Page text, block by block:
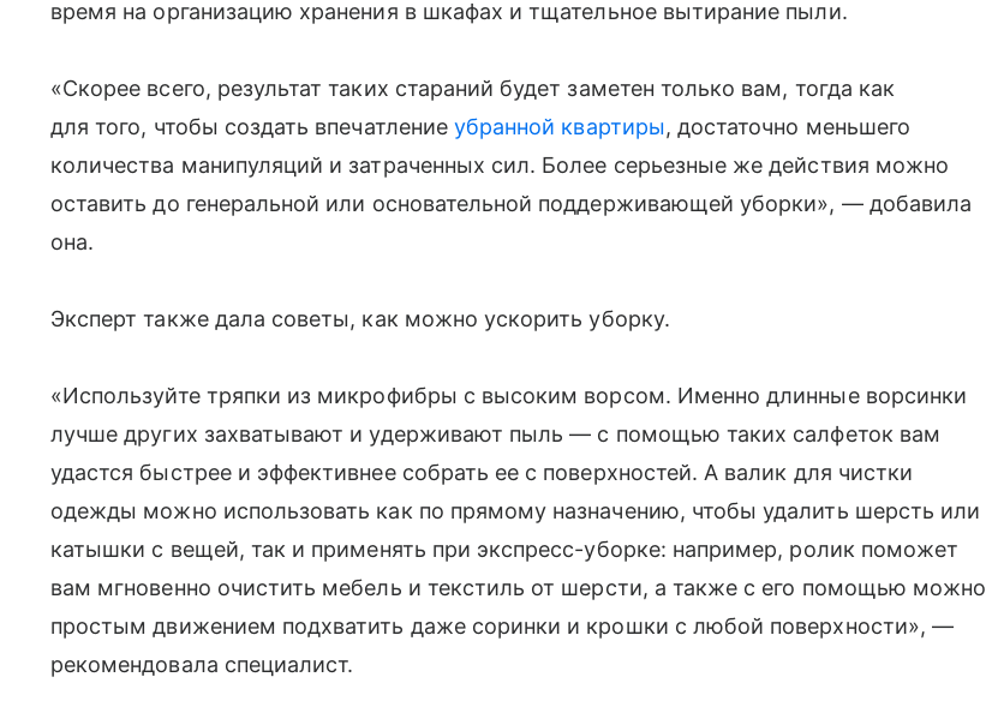
время на организацию хранения в шкафах и тщательное вытирание пыли.
«Скорее всего, результат таких стараний будет заметен только вам, тогда как
для того, чтобы создать впечатление убранной квартиры, достаточно меньшего
количества манипуляций и затраченных сил. Более серьезные же действия можно
оставить до генеральной или основательной поддерживающей уборки», — добавила
она.
Эксперт также дала советы, как можно ускорить уборку.
«Используйте тряпки из микрофибры с высоким ворсом. Именно длинные ворсинки
лучше других захватывают и удерживают пыль — с помощью таких салфеток вам
удастся быстрее и эффективнее собрать ее с поверхностей. А валик для чистки
одежды можно использовать как по прямому назначению, чтобы удалить шерсть или
катышки с вещей, так и применять при экспресс-уборке: например, ролик поможет
вам мгновенно очистить мебель и текстиль от шерсти, а также с его помощью можно
простым движением подхватить даже соринки и крошки с любой поверхности», —
рекомендовала специалист.